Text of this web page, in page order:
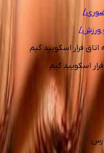
/
ورزش/
فرار اسکویید گیم
اسکویید گیم